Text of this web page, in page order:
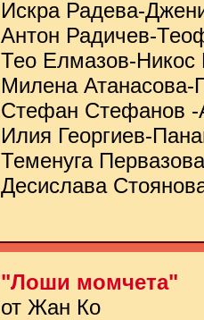
Искра Радева-
Антон Радичев-
Тео Елмазов-Никос
Милена Атанасова-
Стефан Стефанов -
Илия Георгиев-
Теменуга
Десислава
"Лоши момчета"
от Жан Ко